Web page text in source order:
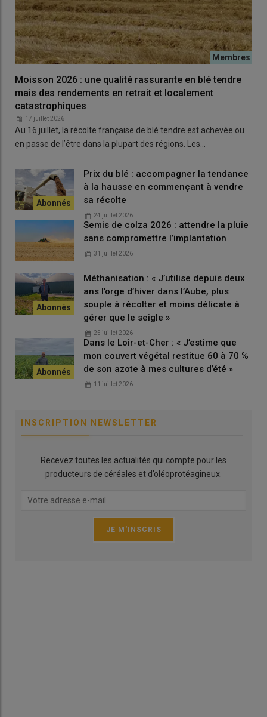
Moisson 2026 : une qualité rassurante en blé tendre
mais des rendements en retrait et localement
catastrophiques
17 juillet 2026
Au 16 juillet, la récolte française de blé tendre est achevée ou
en passe de l’être dans la plupart des régions. Les…
Prix du blé : accompagner la tendance
à la hausse en commençant à vendre
sa récolte
24 juillet 2026
Semis de colza 2026 : attendre la pluie
sans compromettre l’implantation
31 juillet 2026
Méthanisation : « J’utilise depuis deux
ans l’orge d’hiver dans l’Aube, plus
souple à récolter et moins délicate à
gérer que le seigle »
25 juillet 2026
Dans le Loir-et-Cher : « J’estime que
mon couvert végétal restitue 60 à 70 %
de son azote à mes cultures d’été »
11 juillet 2026
INSCRIPTION NEWSLETTER
Recevez toutes les actualités qui compte pour les
producteurs de céréales et d’oléoprotéagineux.